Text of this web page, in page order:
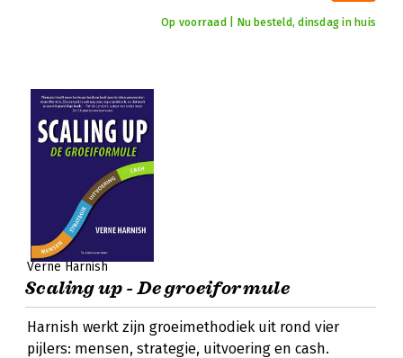
Op voorraad | Nu besteld, dinsdag in huis
Verne Harnish
Scaling up - De groeiformule
Harnish werkt zijn groeimethodiek uit rond vier
pijlers: mensen, strategie, uitvoering en cash.